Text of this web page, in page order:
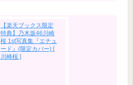
【楽天ブックス限定
特典】乃木坂46川崎
桜 1st写真集『エチュ
ード』(限定カバー) [
川崎桜 ]